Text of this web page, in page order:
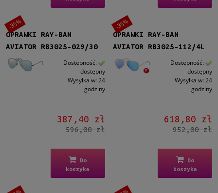
OPRAWKI RAY-BAN
AVIATOR RB3025-029/30
Dostępność:
dostępny
Wysyłka w: 24
godziny
387,40 zł
596,00 zł
Do
koszyka
-35%
OPRAWKI RAY-BAN
AVIATOR RB3025-112/4L
Dostępność:
dostępny
Wysyłka w: 24
godziny
618,80 zł
952,00 zł
Do
koszyka
-35%